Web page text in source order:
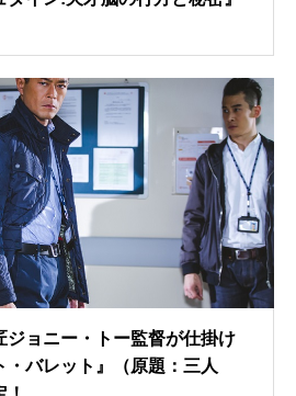
ジョニー・トー監督が仕掛け
・バレット』（原題：三人